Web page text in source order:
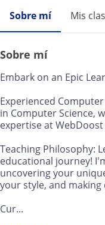
Sobre mí Mis
Sobre mí
Embark on an Epic
Experienced
in Computer Science,
expertise at WebDoost
Teaching Philosophy:
educational journey!
uncovering your
your style, and
Cur...